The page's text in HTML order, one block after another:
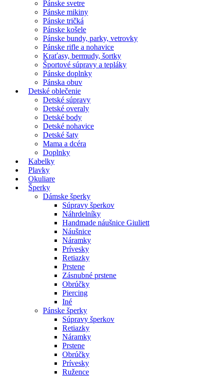
Pánske svetre
Pánske mikiny
Pánske tričká
Pánske košele
Pánske bundy, parky, vetrovky
Pánske rifle a nohavice
Kraťasy, bermudy, šortky
Športové súpravy a tepláky
Pánske doplnky
Pánska obuv
Detské oblečenie
Detské súpravy
Detské overaly
Detské body
Detské nohavice
Detské šaty
Mama a dcéra
Doplnky
Kabelky
Plavky
Okuliare
Šperky
Dámske šperky
Súpravy šperkov
Náhrdelníky
Handmade náušnice Giuliett
Náušnice
Náramky
Prívesky
Retiazky
Prstene
Zásnubné prstene
Obrúčky
Piercing
Iné
Pánske šperky
Súpravy šperkov
Retiazky
Náramky
Prstene
Obrúčky
Prívesky
Ružence